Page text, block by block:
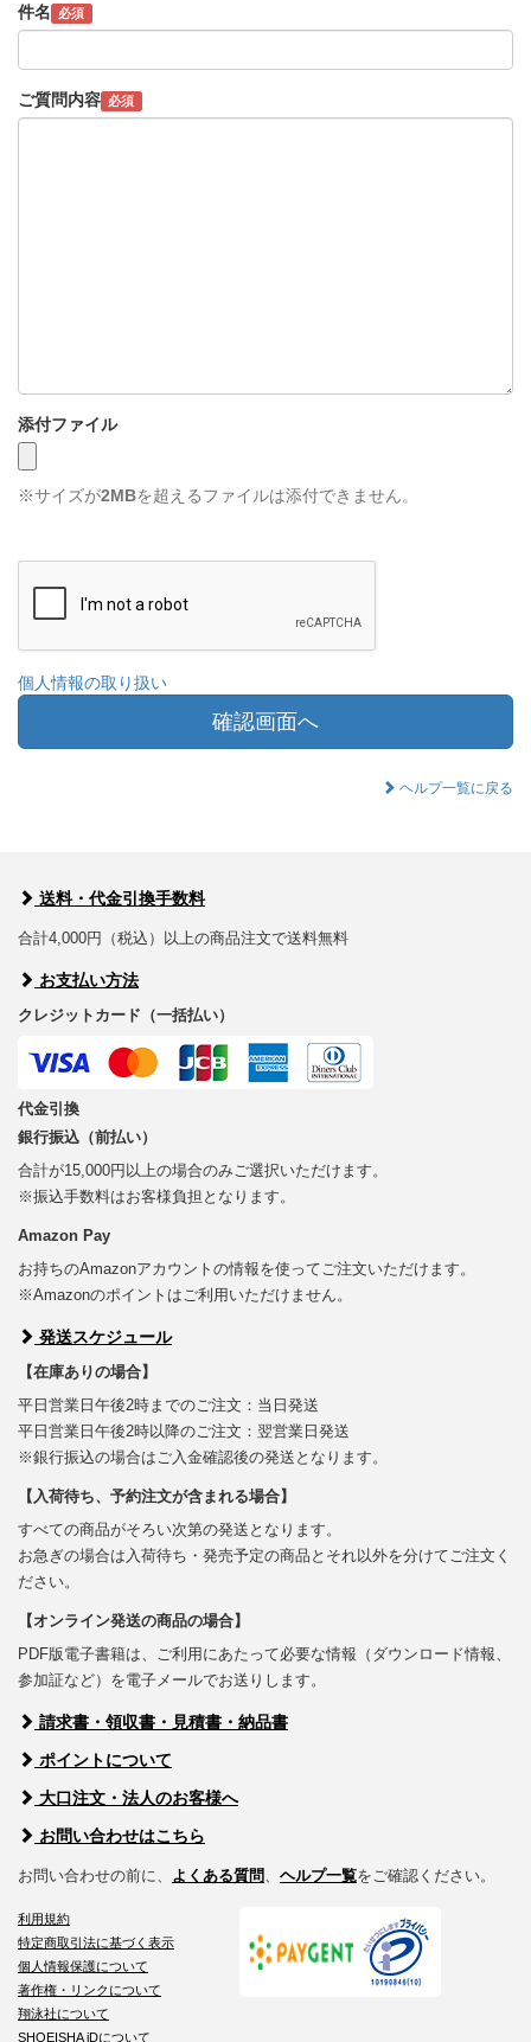
件名 必須
ご質問内容 必須
添付ファイル
※サイズが2MBを超えるファイルは添付できません。
個人情報の取り扱い
確認画面へ
ヘルプ一覧に戻る
送料・代金引換手数料
合計4,000円（税込）以上の商品注文で送料無料
お支払い方法
クレジットカード（一括払い）
代金引換
銀行振込（前払い）
合計が15,000円以上の場合のみご選択いただけます。
※振込手数料はお客様負担となります。
Amazon Pay
お持ちのAmazonアカウントの情報を使ってご注文いただけます。
※Amazonのポイントはご利用いただけません。
発送スケジュール
【在庫ありの場合】
平日営業日午後2時までのご注文：当日発送
平日営業日午後2時以降のご注文：翌営業日発送
※銀行振込の場合はご入金確認後の発送となります。
【入荷待ち、予約注文が含まれる場合】
すべての商品がそろい次第の発送となります。
お急ぎの場合は入荷待ち・発売予定の商品とそれ以外を分けてご注文く
ださい。
【オンライン発送の商品の場合】
PDF版電子書籍は、ご利用にあたって必要な情報（ダウンロード情報、
参加証など）を電子メールでお送りします。
請求書・領収書・見積書・納品書
ポイントについて
大口注文・法人のお客様へ
お問い合わせはこちら
お問い合わせの前に、 よくある質問 ヘルプ一覧をご確認ください。
利用規約
特定商取引法に基づく表示
個人情報保護について
著作権・リンクについて
翔泳社について
SHOEISHA iDについて